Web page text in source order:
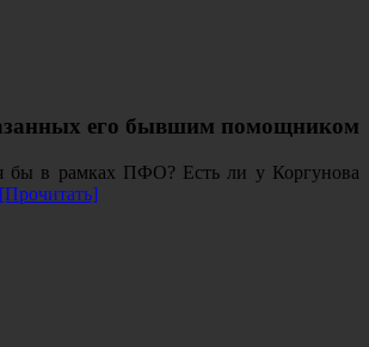
его бывшим помощником
бы в рамках ПФО? Есть ли у Коргунова
[Прочитать]